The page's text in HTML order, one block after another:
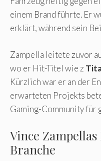
einem Brand führte. Er
erklärt, während sein
Zampella leitete zuvor
wo er Hit-Titel wie z
Kürzlich war er an der
erwarteten Projekts
Gaming-Community für
Vince
Branche